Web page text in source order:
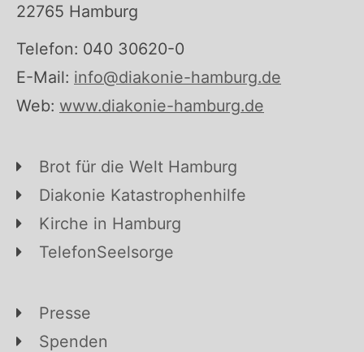
22765 Hamburg
Telefon: 040 30620-0
E-Mail: info@diakonie-hamburg.de
Web: www.diakonie-hamburg.de
Brot für die Welt Hamburg
Diakonie Katastrophenhilfe
Kirche in Hamburg
TelefonSeelsorge
Presse
Spenden